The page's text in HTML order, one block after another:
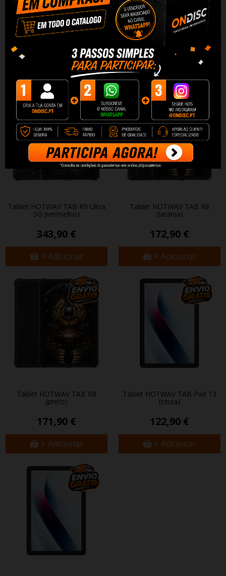
Tablet HOTWAV TAB Pad 13
Pro (cinza)
130,90 €
+ Adicionar
Tablet HOTWAV TAB R9 Plus
(vermelho)
299,90 €
+ Adicionar
Tablet HOTWAV TAB R9 Ultra
5G (vermelho)
343,90 €
+ Adicionar
Tablet HOTWAV TAB R8
(laranja)
172,90 €
+ Adicionar
Tablet HOTWAV TAB R8
(preto)
171,90 €
+ Adicionar
Tablet HOTWAV TAB Pad 13
(cinza)
122,90 €
+ Adicionar